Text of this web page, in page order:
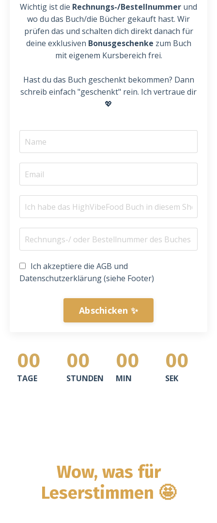
Wichtig ist die Rechnungs-/Bestellnummer und
wo du das Buch/die Bücher gekauft hast. Wir
prüfen das und schalten dich direkt danach für
deine exklusiven Bonusgeschenke zum Buch
mit eigenem Kursbereich frei.
Hast du das Buch geschenkt bekommen? Dann
schreib einfach "geschenkt" rein. Ich vertraue dir
💖
Ich akzeptiere die AGB und
Datenschutzerklärung (siehe Footer)
Abschicken ✨
00
TAGE
00
STUNDEN
00
MIN
00
SEK
Wow, was für
Leserstimmen 🤩